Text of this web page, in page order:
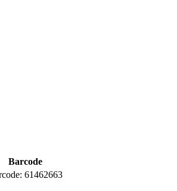
Barcode
61462663